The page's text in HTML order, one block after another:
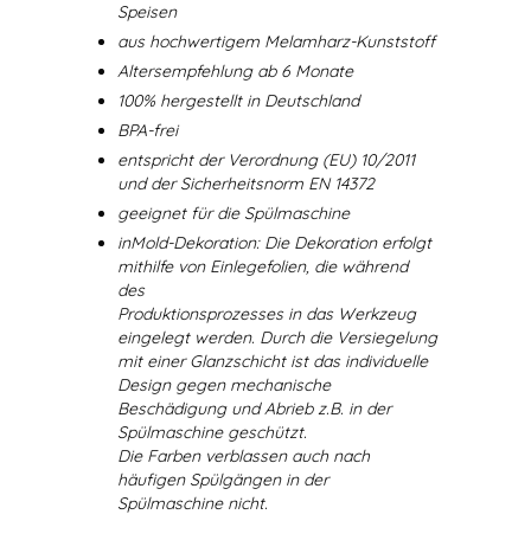
Speisen
aus hochwertigem Melamharz-Kunststoff
Altersempfehlung ab 6 Monate
100% hergestellt in Deutschland
BPA-frei
entspricht der Verordnung (EU) 10/2011
und der Sicherheitsnorm EN 14372
geeignet für die Spülmaschine
inMold-Dekoration: Die Dekoration erfolgt
mithilfe von Einlegefolien, die während
des
Produktionsprozesses in das Werkzeug
eingelegt werden. Durch die Versiegelung
mit einer Glanzschicht ist das individuelle
Design gegen mechanische
Beschädigung und Abrieb z.B. in der
Spülmaschine geschützt.
Die Farben verblassen auch nach
häufigen Spülgängen in der
Spülmaschine nicht.